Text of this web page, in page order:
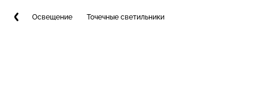
Освещение Точечные светильники